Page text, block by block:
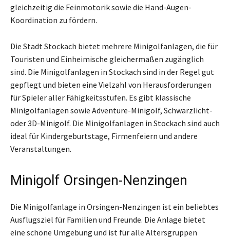
gleichzeitig die Feinmotorik sowie die Hand-Augen-
Koordination zu fördern.
Die Stadt Stockach bietet mehrere Minigolfanlagen, die für
Touristen und Einheimische gleichermaßen zugänglich
sind. Die Minigolfanlagen in Stockach sind in der Regel gut
gepflegt und bieten eine Vielzahl von Herausforderungen
für Spieler aller Fähigkeitsstufen. Es gibt klassische
Minigolfanlagen sowie Adventure-Minigolf, Schwarzlicht-
oder 3D-Minigolf. Die Minigolfanlagen in Stockach sind auch
ideal für Kindergeburtstage, Firmenfeiern und andere
Veranstaltungen.
Minigolf Orsingen-Nenzingen
Die Minigolfanlage in Orsingen-Nenzingen ist ein beliebtes
Ausflugsziel für Familien und Freunde. Die Anlage bietet
eine schöne Umgebung und ist für alle Altersgruppen